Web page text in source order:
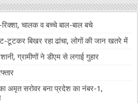
चालक व बच्चे बाल-बाल बचे
टूटकर बिखर रहा ढांचा, लोगों की जान खतरे में
ग्रामीणों ने डीएम से लगाई गुहार
अमृत सरोवर बना प्रदेश का नंबर-1,